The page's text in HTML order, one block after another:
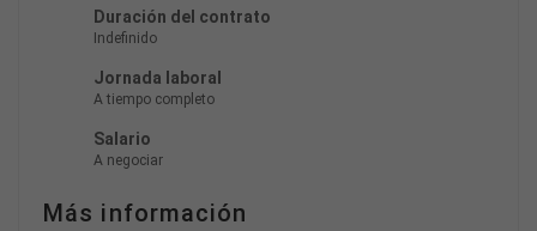
Duración del contrato
Indefinido
Jornada laboral
A tiempo completo
Salario
A negociar
Más información